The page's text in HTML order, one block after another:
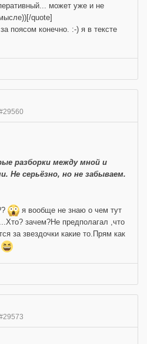
может уже и не
quote]
поясом конечно. :-) я в тексте
разборки между мной и
Не серьёзно, но не забываем.
я вообще не знаю о чем тут
зачем?Не предполагал ,что
за звездочки какие то.Прям как